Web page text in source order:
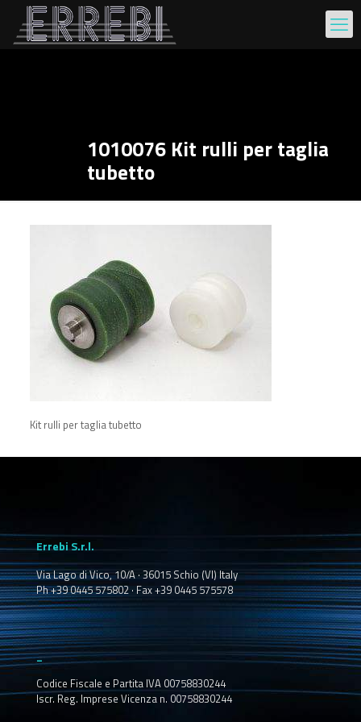
1010076 Kit rulli per taglia
tubetto
Kit rulli per taglia tubetto
Errebi S.r.l.
Via Lago di Vico, 10/A · 36015 Schio (VI) Italy
Ph +39 0445 575802 · Fax +39 0445 575578
_
Codice Fiscale e Partita IVA 00758830244
Iscr. Reg. Imprese Vicenza n. 00758830244